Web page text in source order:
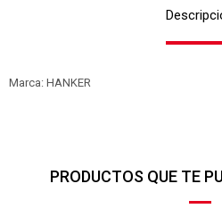
Marca: HANKER
PRODUCTOS QUE TE